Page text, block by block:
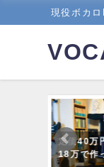
現役ボカ
定価40万
18万で作